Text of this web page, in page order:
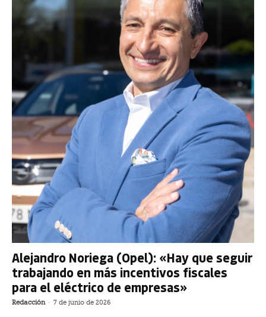
Alejandro Noriega (Opel): «Hay que seguir
trabajando en más incentivos fiscales
para el eléctrico de empresas»
Redacción - 7 de junio de 2026